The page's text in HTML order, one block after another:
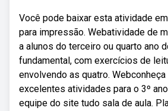
Você pode baixar esta atividade
para impressão. Webatividade de
a alunos do terceiro ou quarto ano
fundamental, com exercícios de
envolvendo as quatro.
excelentes atividades para o 3º
equipe do site tudo sala de aula.